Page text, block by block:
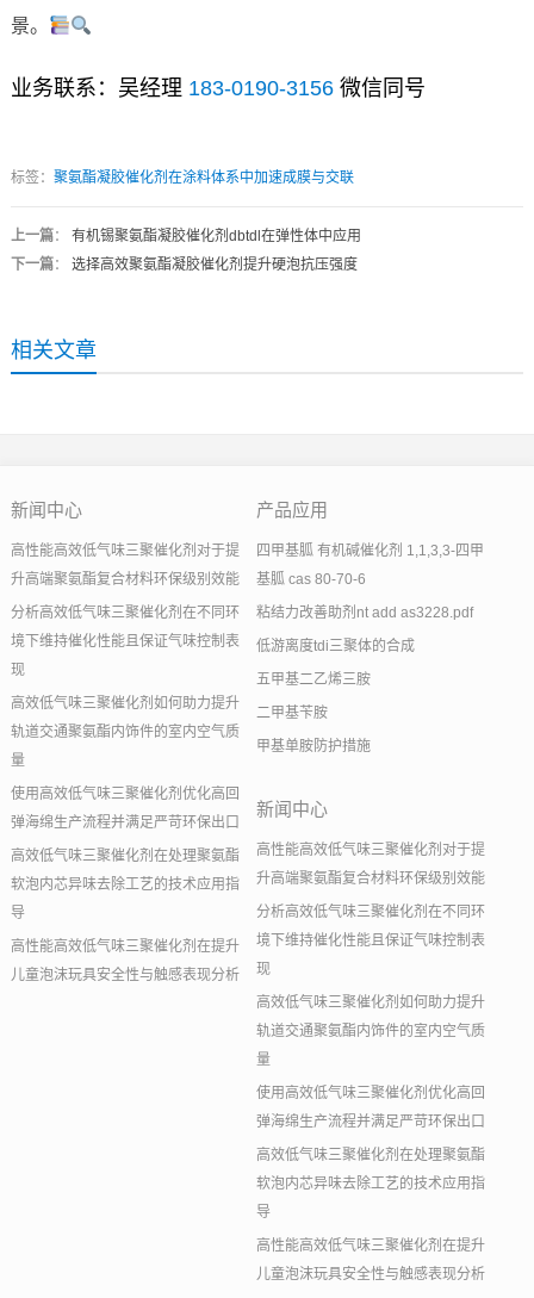
景。
业务联系：吴经理 183-0190-3156微信同号
标签： 聚氨酯凝胶催化剂在涂料体系中加速成膜与交联
上一篇： 有机锡聚氨酯凝胶催化剂dbtdl在弹性体中应用
下一篇： 选择高效聚氨酯凝胶催化剂提升硬泡抗压强度
相关文章
新闻中心
高性能高效低气味三聚催化剂对于提
升高端聚氨酯复合材料环保级别效能
分析高效低气味三聚催化剂在不同环
境下维持催化性能且保证气味控制表
现
高效低气味三聚催化剂如何助力提升
轨道交通聚氨酯内饰件的室内空气质
量
使用高效低气味三聚催化剂优化高回
弹海绵生产流程并满足严苛环保出口
高效低气味三聚催化剂在处理聚氨酯
软泡内芯异味去除工艺的技术应用指
导
高性能高效低气味三聚催化剂在提升
儿童泡沫玩具安全性与触感表现分析
产品应用
四甲基胍 有机碱催化剂 1,1,3,3-四甲
基胍 cas 80-70-6
粘结力改善助剂nt add as3228.pdf
低游离度tdi三聚体的合成
五甲基二乙烯三胺
二甲基苄胺
甲基单胺防护措施
新闻中心
高性能高效低气味三聚催化剂对于提
升高端聚氨酯复合材料环保级别效能
分析高效低气味三聚催化剂在不同环
境下维持催化性能且保证气味控制表
现
高效低气味三聚催化剂如何助力提升
轨道交通聚氨酯内饰件的室内空气质
量
使用高效低气味三聚催化剂优化高回
弹海绵生产流程并满足严苛环保出口
高效低气味三聚催化剂在处理聚氨酯
软泡内芯异味去除工艺的技术应用指
导
高性能高效低气味三聚催化剂在提升
儿童泡沫玩具安全性与触感表现分析